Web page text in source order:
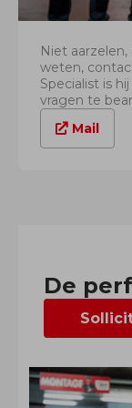
Niet
weten,
Specialist is
vragen te
Mail
De